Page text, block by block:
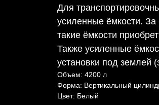
Для
усиленные ёмкости.
такие ёмкости
Также усиленные
установки под землей
Объем: 4200 л
Форма: Вертикальный
Цвет: Белый